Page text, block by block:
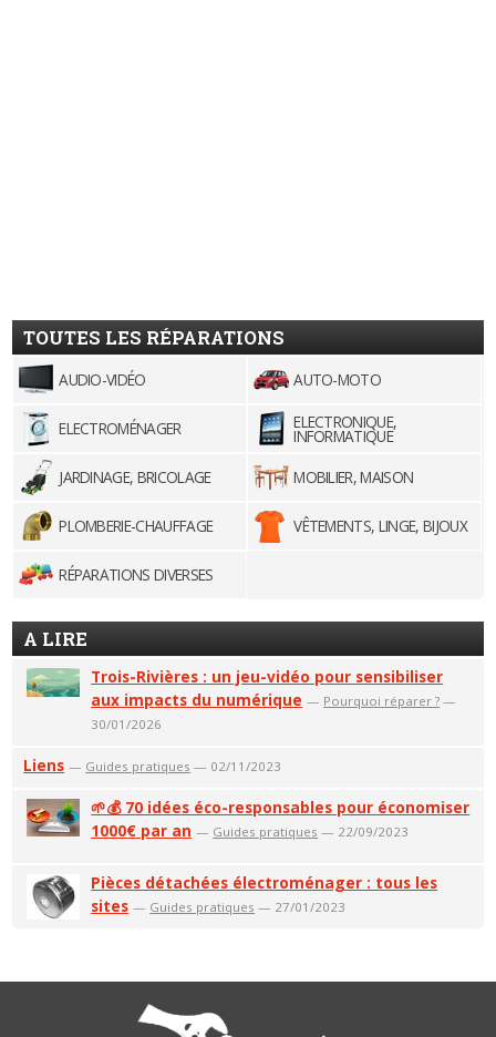
TOUTES LES RÉPARATIONS
AUDIO-VIDÉO AUTO-MOTO
ELECTROMÉNAGER ELECTRONIQUE,
INFORMATIQUE
JARDINAGE, BRICOLAGE
MOBILIER, MAISON
PLOMBERIE-CHAUFFAGE VÊTEMENTS, LINGE, BIJOUX
RÉPARATIONS DIVERSES
A LIRE
Trois-Rivières : un jeu-vidéo pour sensibiliser
aux impacts du numérique — Pourquoi réparer ? —
30/01/2026
Liens — Guides pratiques — 02/11/2023
🌱💰 70 idées éco-responsables pour économiser
1000€ par an — Guides pratiques — 22/09/2023
Pièces détachées électroménager : tous les
sites — Guides pratiques — 27/01/2023